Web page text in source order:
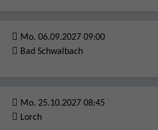
Mo. 06.09.2027 09:00
Bad Schwalbach
Mo. 25.10.2027 08:45
Lorch